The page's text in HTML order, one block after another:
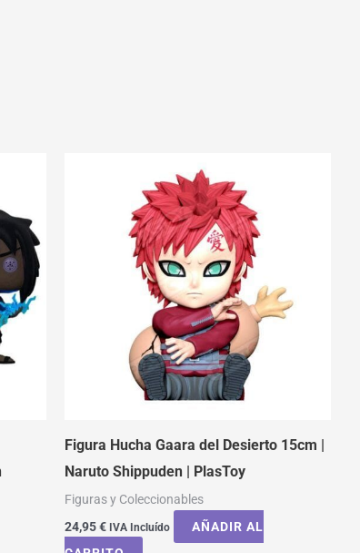
Figura Hucha Gaara del Desierto 15cm |
Naruto Shippuden | PlasToy
Figuras y Coleccionables
24,95€ IVA Incluído
AÑADIR AL